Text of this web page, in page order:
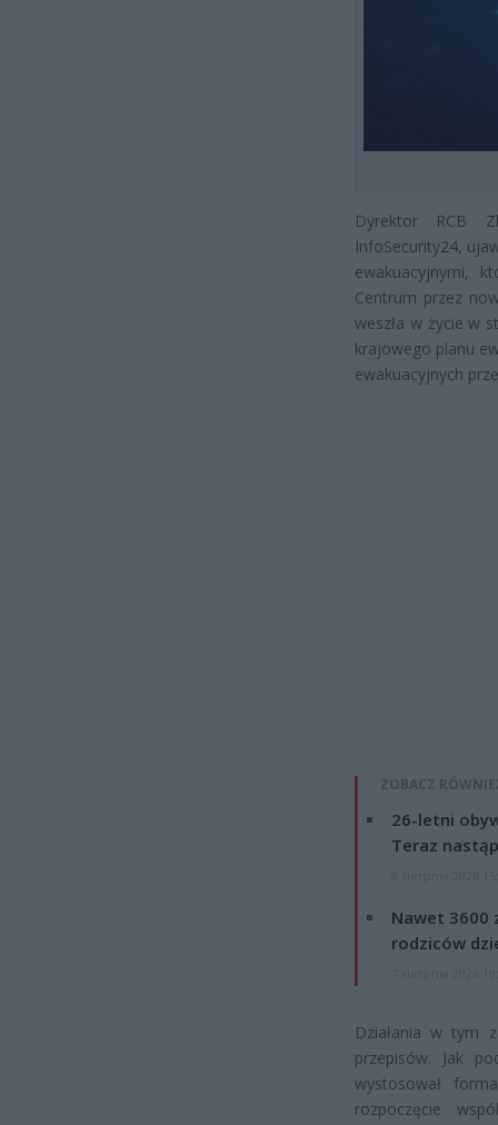
Dyrektor RCB
InfoSecurity24,
ewakuacyjnymi,
Centrum przez
weszła w życie w
krajowego planu
ewakuacyjnych
ZOBACZ
26-letni
Teraz
Nawet 3600
rodziców
Działania w tym
przepisów. Jak
wystosował
rozpoczęcie